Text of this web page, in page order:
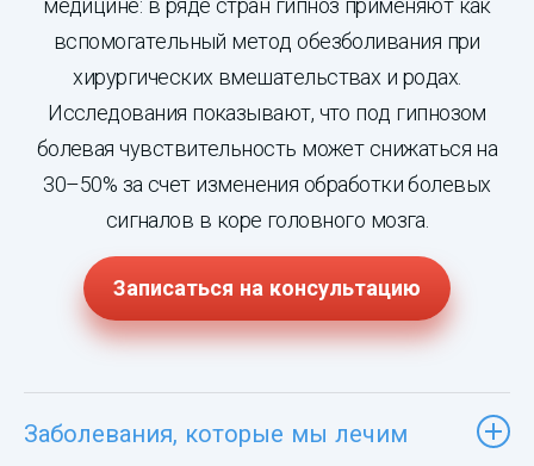
медицине: в ряде стран гипноз применяют как
вспомогательный метод обезболивания при
хирургических вмешательствах и родах.
Исследования показывают, что под гипнозом
болевая чувствительность может снижаться на
30–50% за счет изменения обработки болевых
сигналов в коре головного мозга.
Записаться на консультацию
Заболевания, которые мы лечим